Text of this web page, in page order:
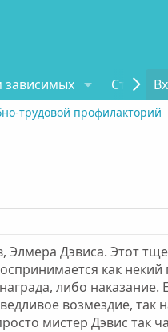
зависимых Статьи
трудовой профилакторий
Элмера Дэвиса. Этот
как некий
либо наказание.
возмездие,
мистер Дэвис так